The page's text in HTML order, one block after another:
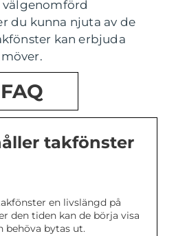
välgenomförd
du kunna njuta av de
kan erbjuda
FAQ
takfönster
en livslängd på
den tiden kan de börja visa
behöva bytas ut.